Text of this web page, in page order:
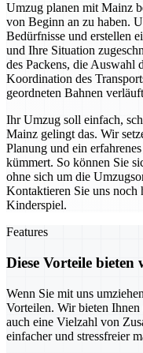
Umzug planen mit Mainz
von Beginn an zu haben.
Bedürfnisse und erstellen
und Ihre Situation
des Packens, die Auswahl
Koordination des
geordneten Bahnen
Ihr Umzug soll einfach,
Mainz gelingt das. Wir
Planung und ein
kümmert. So können Sie
ohne sich um die
Kontaktieren Sie uns
Kinderspiel.
Features
Diese Vorteile bieten
Wenn Sie mit uns
Vorteilen. Wir bieten
auch eine Vielzahl von
einfacher und stressfreier